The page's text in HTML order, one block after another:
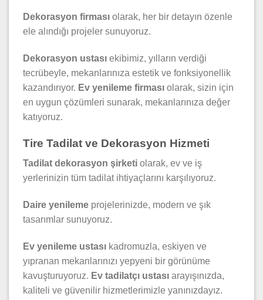
Dekorasyon firması olarak, her bir detayın özenle
ele alındığı projeler sunuyoruz.
Dekorasyon ustası ekibimiz, yılların verdiği
tecrübeyle, mekanlarınıza estetik ve fonksiyonellik
kazandırıyor. Ev yenileme firması olarak, sizin için
en uygun çözümleri sunarak, mekanlarınıza değer
katıyoruz.
Tire Tadilat ve Dekorasyon Hizmeti
Tadilat dekorasyon şirketi olarak, ev ve iş
yerlerinizin tüm tadilat ihtiyaçlarını karşılıyoruz.
Daire yenileme projelerinizde, modern ve şık
tasarımlar sunuyoruz.
Ev yenileme ustası kadromuzla, eskiyen ve
yıpranan mekanlarınızı yepyeni bir görünüme
kavuşturuyoruz. Ev tadilatçı ustası arayışınızda,
kaliteli ve güvenilir hizmetlerimizle yanınızdayız.